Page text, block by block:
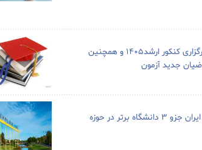
اعلام تاریخ برگزاری کنکور ارشد1405 و همچنین
جدید آزمون
علوم پزشکی ایران جزو ۳ دانشگاه برتر در حوزه